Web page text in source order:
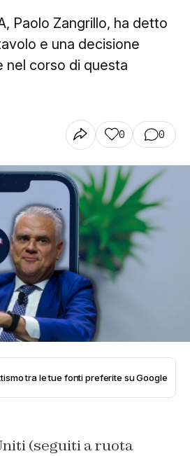
Paolo Zangrillo, ha detto
e una decisione
nel corso di questa
0 0
tra le tue fonti preferite su Google
(seguiti a ruota